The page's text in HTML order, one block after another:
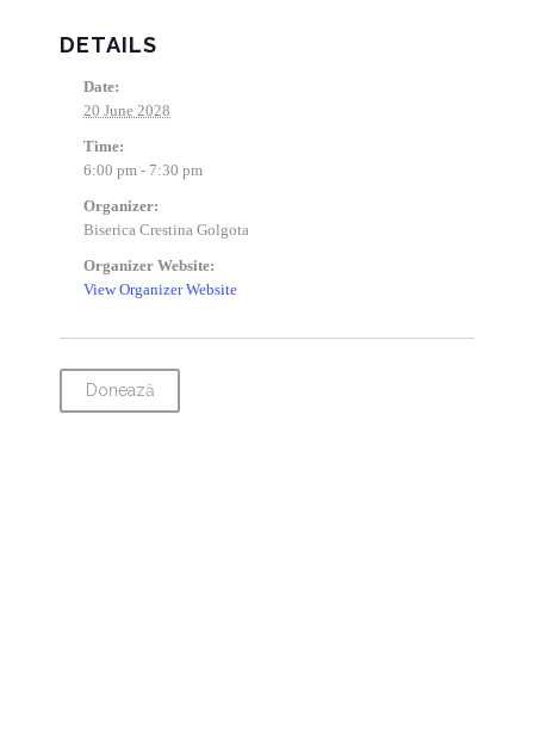
DETAILS
Date:
20 June 2028
Time:
6:00 pm - 7:30 pm
Organizer:
Biserica Crestina Golgota
Organizer Website:
View Organizer Website
Donează